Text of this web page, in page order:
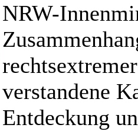
NRW-
verstandene
Entdeckung